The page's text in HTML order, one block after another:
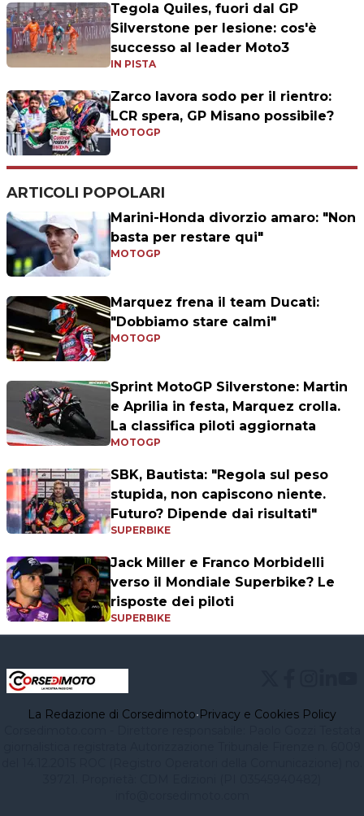
Tegola Quiles, fuori dal GP
Silverstone per lesione: cos'è
successo al leader Moto3
IN PISTA
Zarco lavora sodo per il rientro:
LCR spera, GP Misano possibile?
MOTOGP
ARTICOLI POPOLARI
Marini-Honda divorzio amaro: "Non
basta per restare qui"
MOTOGP
Marquez frena il team Ducati:
"Dobbiamo stare calmi"
MOTOGP
Sprint MotoGP Silverstone: Martin
e Aprilia in festa, Marquez crolla.
La classifica piloti aggiornata
MOTOGP
SBK, Bautista: "Regola sul peso
stupida, non capiscono niente.
Futuro? Dipende dai risultati"
SUPERBIKE
Jack Miller e Franco Morbidelli
verso il Mondiale Superbike? Le
risposte dei piloti
SUPERBIKE
La Redazione di Corsedimoto•Privacy e Cookies Policy